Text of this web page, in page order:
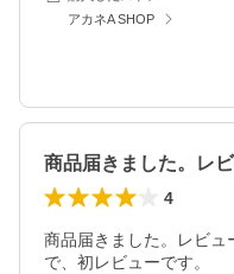
アカネA SHOP
4
商品届きました。レビ
で、初レビューです。